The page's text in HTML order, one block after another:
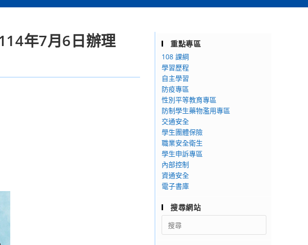
年7月6日辦理
重點專區
108 課綱
學習歷程
自主學習
防疫專區
性別平等教育專區
防制學生藥物濫用專區
交通安全
學生團體保險
職業安全衛生
學生申訴專區
內部控制
資通安全
電子書庫
搜尋網站
Search
for: